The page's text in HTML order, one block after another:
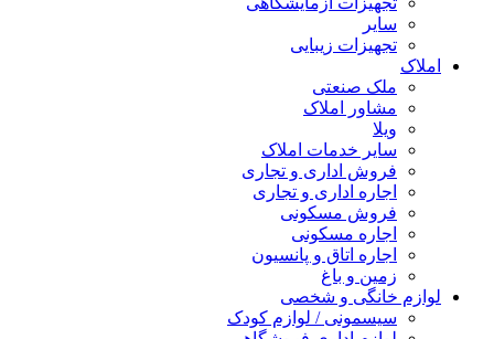
سایر
تجهیزات زیبایی
املاک
ملک صنعتی
مشاور املاک
ویلا
سایر خدمات املاک
فروش اداری و تجاری
اجاره اداری و تجاری
فروش مسکونی
اجاره مسکونی
اجاره اتاق و پانسیون
زمین و باغ
لوازم خانگی و شخصی
سیسمونی / لوازم کودک